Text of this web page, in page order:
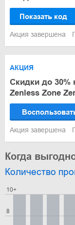
Показать код
Акция завершена
АКЦИЯ
Скидки до 30%
Zenless Zone
Акция завершена
Когда
Количество
8
10+